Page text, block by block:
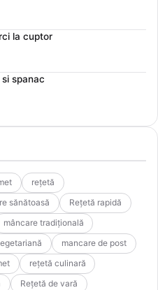
la cuptor
spanac
rețetă
sănătoasă
Rețetă rapidă
mâncare tradițională
mancare de post
rețetă culinară
Rețetă de vară